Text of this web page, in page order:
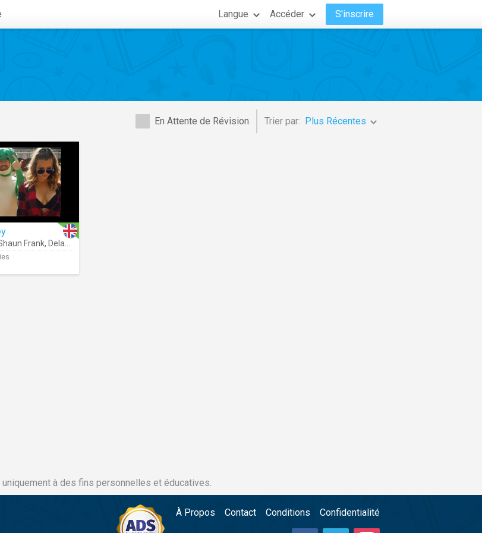
Langue Accéder S'inscrire
En Attente de Révision Trier par: Plus Récentes
Frank, Delaney Jane
à des fins personnelles et éducatives.
À Propos Contact Conditions Confidentialité